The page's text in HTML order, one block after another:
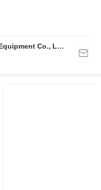
Guangzhou Jianming Machinery Equipment Co., Ltd.